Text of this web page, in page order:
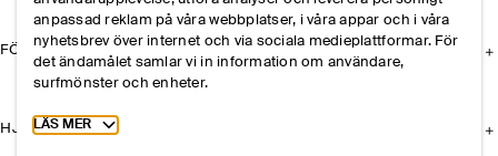
FÖRETAGET
HJÄLP
anpassad reklam på våra webbplatser, i våra appar och i våra
nyhetsbrev över internet och via sociala medieplattformar. För
det ändamålet samlar vi in information om användare,
surfmönster och enheter.
Toggle more cookie information
LÄS MER